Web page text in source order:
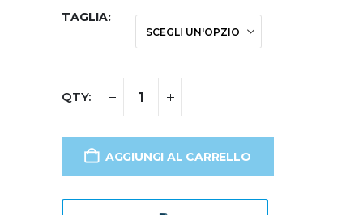
TAGLIA
AGGIUNGI AL CARRELLO